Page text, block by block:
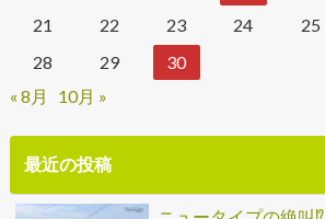
21
22 23 24 25
28
29
30
« 8月
10月 »
最近の投稿